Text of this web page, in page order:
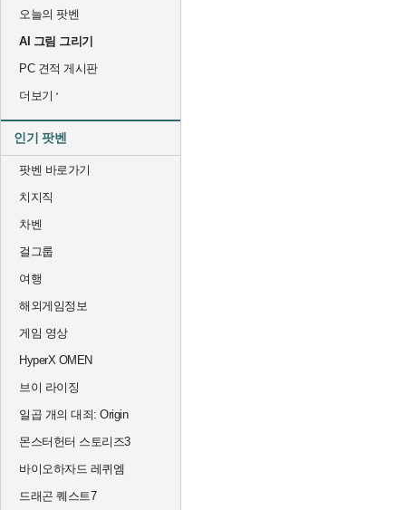
오늘의 팟벤
AI 그림 그리기
PC 견적 게시판
더보기
인기 팟벤
팟벤 바로가기
치지직
차벤
걸그룹
여행
해외게임정보
게임 영상
HyperX OMEN
브이 라이징
일곱 개의 대죄: Origin
몬스터헌터 스토리즈3
바이오하자드 레퀴엠
드래곤 퀘스트7